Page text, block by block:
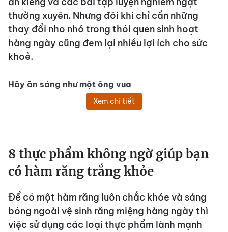
thường xuyên. Nhưng đôi khi chỉ cần những
thay đổi nho nhỏ trong thói quen sinh hoạt
hàng ngày cũng đem lại nhiều lợi ích cho sức
khoẻ.
Hãy ăn sáng như một ông vua
Xem chi tiết
8 thực phẩm không ngờ giúp bạn
có hàm răng trắng khỏe
Để có một hàm răng luôn chắc khỏe và sáng
bóng ngoài vệ sinh răng miệng hàng ngày thì
việc sử dụng các loại thực phẩm lành mạnh